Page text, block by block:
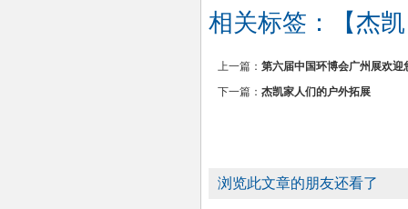
相关标签： 【杰
上一篇： 第六届中国环博会广州展欢迎
下一篇： 杰凯家人们的户外拓展
浏览此文章的朋友还看了